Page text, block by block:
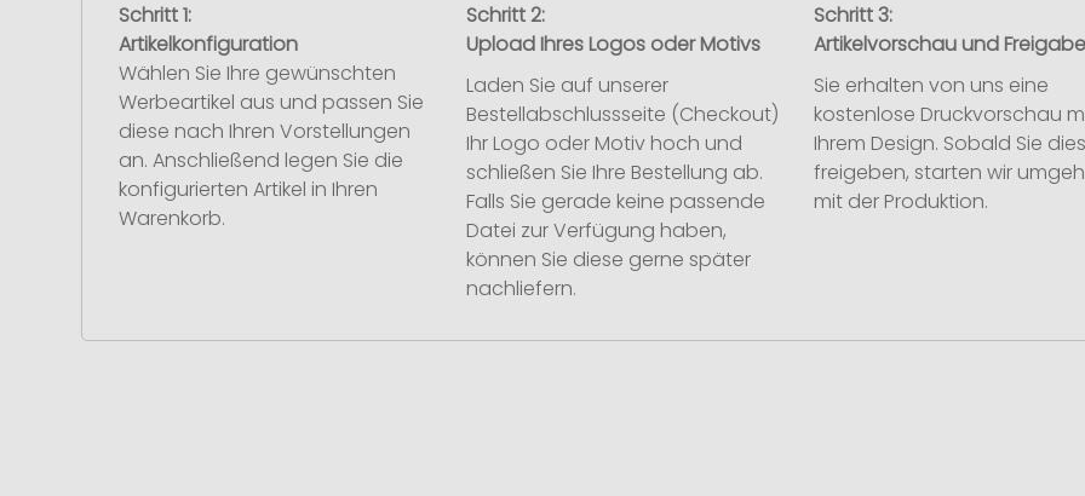
Schritt 1:
Artikelkonfiguration
Wählen Sie Ihre gewünschten
Werbeartikel aus und passen Sie
diese nach Ihren Vorstellungen
an. Anschließend legen Sie die
konfigurierten Artikel in Ihren
Warenkorb.
Schritt 2:
Upload Ihres Logos oder Motivs
Laden Sie auf unserer
Bestellabschlussseite (Checkout)
Ihr Logo oder Motiv hoch und
schließen Sie Ihre Bestellung ab.
Falls Sie gerade keine passende
Datei zur Verfügung haben,
können Sie diese gerne später
nachliefern.
Schritt 3:
Artikelvorschau und Freigabe
Sie erhalten von uns eine
kostenlose Druckvorschau
Ihrem Design. Sobald Sie
freigeben, starten wir
mit der Produktion.